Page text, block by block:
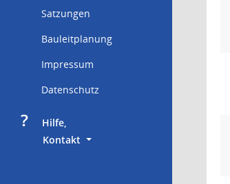
Satzungen
Bauleitplanung
Impressum
Datenschutz
?
     Hilfe,
Kontakt